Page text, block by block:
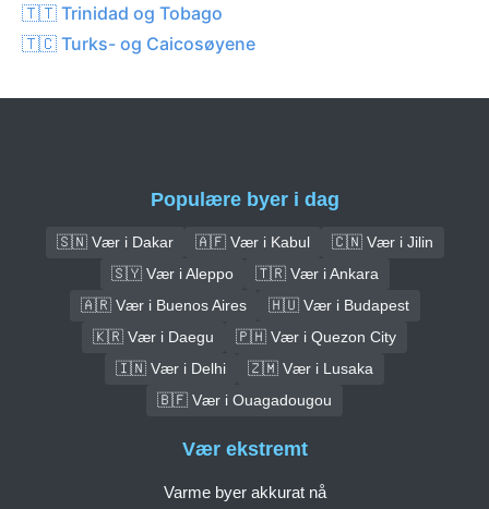
🇹🇹 Trinidad og Tobago
🇹🇨 Turks- og Caicosøyene
Populære byer i dag
🇸🇳 Vær i Dakar 🇦🇫 Vær i Kabul
🇨🇳 Vær i Jilin
🇸🇾 Vær i Aleppo
🇹🇷 Vær i Ankara
🇦🇷 Vær i Buenos Aires
🇭🇺 Vær i Budapest
🇰🇷 Vær i Daegu
🇵🇭 Vær i Quezon City
🇮🇳 Vær i Delhi
🇿🇲 Vær i Lusaka
🇧🇫 Vær i Ouagadougou
Vær ekstremt
Varme byer akkurat nå